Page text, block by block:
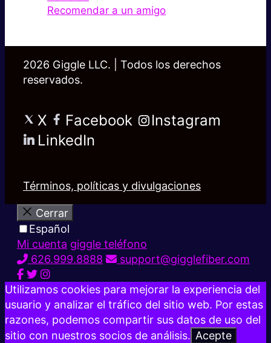
Recomendar a un amigo
2026 Giggle LLC. | Todos los derechos
reservados.
X Facebook
Instagram
LinkedIn
Términos, políticas y divulgaciones
Cerrar
Español
Mi cuenta giggle teléfono
626.999.8888
support@gigglefiber.com
Utilizamos cookies para mejorar la experiencia del
usuario y analizar el tráfico del sitio web. Por estas
razones, podemos compartir sus datos de uso del
sitio con nuestros socios de análisis. Acepte